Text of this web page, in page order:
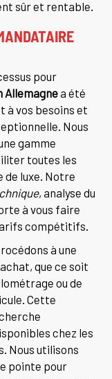
sûr et rentable.
pour
Allemagnea été
vos besoins et
Nous
gamme
toutes les
de luxe. Notre
, analyse du
à vous faire
compétitifs.
à une
que ce soit
ou de
Cette
chez les
Nous utilisons
pointe pour